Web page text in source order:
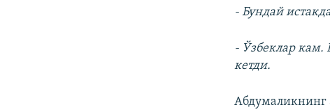
- Бундай
- Ўзбеклар кам.
кетди.
Абдумаликнинг